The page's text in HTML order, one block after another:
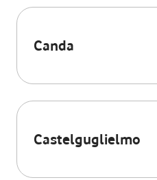
Canda
Castelguglielmo